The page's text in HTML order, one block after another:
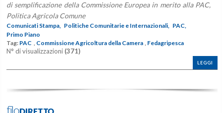
di semplificazione della Commissione Europea in merito alla PAC,
Politica Agricola Comune
Comunicati Stampa, Politiche Comunitarie e Internazionali, PAC,
Primo Piano
Tag: PAC , Commissione Agricoltura della Camera , Fedagripesca
N° di visualizzazioni (371)
LEGGI